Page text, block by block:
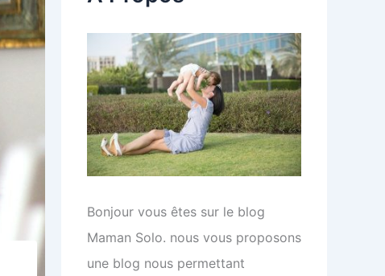
e
:
Bonjour vous êtes sur le blog
Maman Solo. nous vous proposons
une blog nous permettant